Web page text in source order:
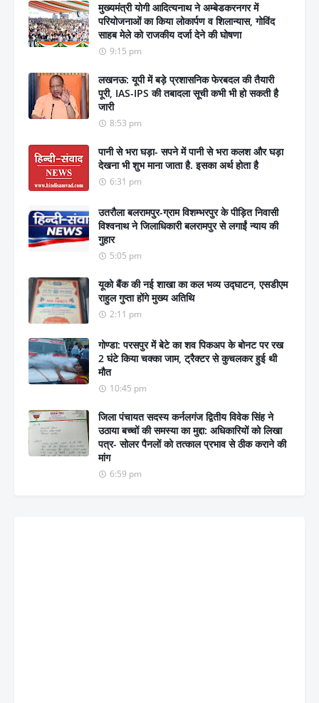
मुख्यमंत्री योगी आदित्यनाथ ने अम्बेडकरनगर में
परियोजनाओं का किया लोकार्पण व शिलान्यास, गोविंद
साहब मेले को राजकीय दर्जा देने की घोषणा
9:15 pm
लखनऊ: यूपी में बड़े प्रशासनिक फेरबदल की तैयारी
पूरी, IAS-IPS की तबादला सूची कभी भी हो सकती है
जारी
8:53 pm
पानी से भरा घड़ा- सपने में पानी से भरा कलश और घड़ा
देखना भी शुभ माना जाता है. इसका अर्थ होता है
6:31 pm
उतरौला बलरामपुर-ग्राम विशम्भरपुर के पीड़ित निवासी
विश्वनाथ ने जिलाधिकारी बलरामपुर से लगाईं न्याय की
गुहार
5:05 pm
यूको बैंक की नई शाखा का कल भव्य उद्घाटन, एसडीएम
राहुल गुप्ता होंगे मुख्य अतिथि
2:11 pm
गोण्डा: परसपुर में बेटे का शव पिकअप के बोनट पर रख
2 घंटे किया चक्का जाम, ट्रैक्टर से कुचलकर हुई थी
मौत
10:45 pm
जिला पंचायत सदस्य कर्नलगंज द्वितीय विवेक सिंह ने
उठाया बच्चों की समस्या का मुद्दा: अधिकारियों को लिखा
पत्र- सोलर पैनलों को तत्काल प्रभाव से ठीक कराने की
मांग
6:59 pm